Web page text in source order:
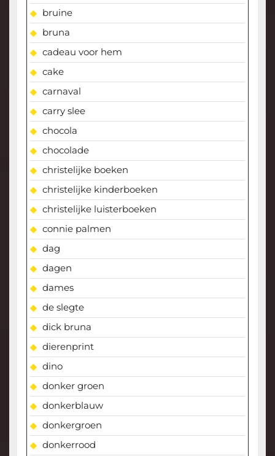
bruine
bruna
cadeau voor hem
cake
carnaval
carry slee
chocola
chocolade
christelijke boeken
christelijke kinderboeken
christelijke luisterboeken
connie palmen
dag
dagen
dames
de slegte
dick bruna
dierenprint
dino
donker groen
donkerblauw
donkergroen
donkerrood